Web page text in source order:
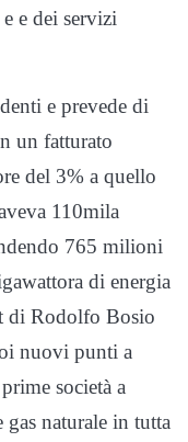
e dei servizi
e prevede di
un fatturato
del 3% a quello
110mila
765 milioni
di energia
di Rodolfo Bosio
nuovi punti a
società a
gas naturale in tutta